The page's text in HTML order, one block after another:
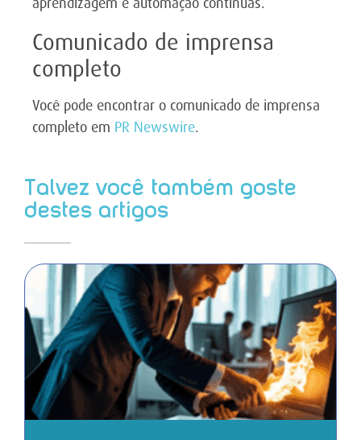
Comunicado de imprensa
completo
Você pode encontrar o comunicado de imprensa
completo em PR Newswire.
Talvez você também goste
destes artigos